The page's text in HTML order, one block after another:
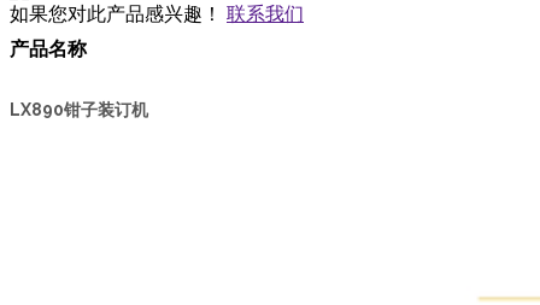
如果您对此产品感兴趣！ 联系我们
产品名称
LX890钳子装订机